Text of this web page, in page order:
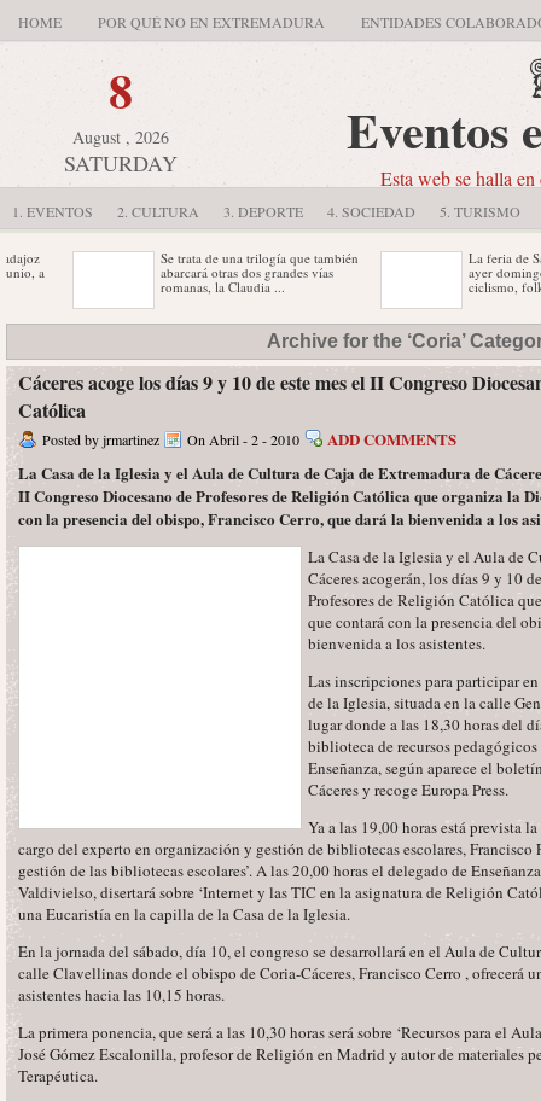
HOME POR QUÉ NO EN EXTREMADURA ENTIDADES
8
August , 2026
SATURDAY Eventos
Esta web se halla
1. EVENTOS 2. CULTURA 3. DEPORTE 4. SOCIEDAD 5. TURISMO
a
Se trata de una trilogía que también
abarcará otras dos grandes vías
romanas, la Claudia ...
La feria de San
ayer domingo,
ciclismo,
El diseñador gráfico Francisco
Casares Holguín ha sido el ganador
del Concurso de Carteles de ...
Este viernes
oficial de
Edición de FIO
La organización, satisfecha con la
ventas La Feria del ...
Archive for the ‘Coria’
Cáceres acoge los días 9 y 10 de este mes el II Congreso
Católica
Posted by jrmartinez On Abril - 2 - 2010
ADD COMMENTS
La Casa de la Iglesia y el Aula de Cultura de Caja de Extremadura de
II Congreso Diocesano de Profesores de Religión Católica que organiza la
con la presencia del obispo, Francisco Cerro, que dará la bienvenida a los
La Casa de la Iglesia y el Aula de
Cáceres acogerán, los días 9 y 10
Profesores de Religión Católica
que contará con la presencia del
bienvenida a los asistentes.
Las inscripciones para participar
de la Iglesia, situada en la calle
lugar donde a las 18,30 horas del
biblioteca de recursos
Enseñanza, según aparece el
Cáceres y recoge Europa Press.
Ya a las 19,00 horas está prevista
cargo del experto en organización y gestión de bibliotecas escolares, Francisco
gestión de las bibliotecas escolares’. A las 20,00 horas el delegado de
Valdivielso, disertará sobre ‘Internet y las TIC en la asignatura de Religión
una Eucaristía en la capilla de la Casa de la Iglesia.
En la jornada del sábado, día 10, el congreso se desarrollará en el Aula de
calle Clavellinas donde el obispo de Coria-Cáceres, Francisco Cerro , ofrecerá
asistentes hacia las 10,15 horas.
La primera ponencia, que será a las 10,30 horas será sobre ‘Recursos para el
José Gómez Escalonilla, profesor de Religión en Madrid y autor de materiales
Terapéutica.